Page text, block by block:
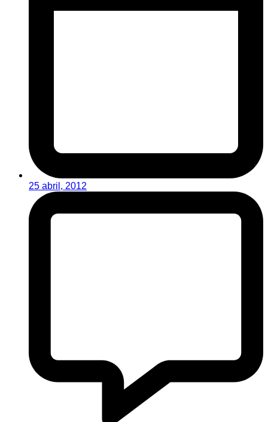
25 abril, 2012